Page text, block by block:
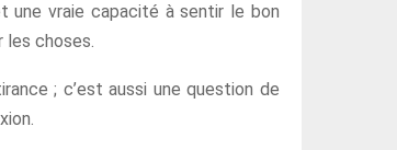
une vraie capacité à sentir le bon
les choses.
; c’est aussi une question de